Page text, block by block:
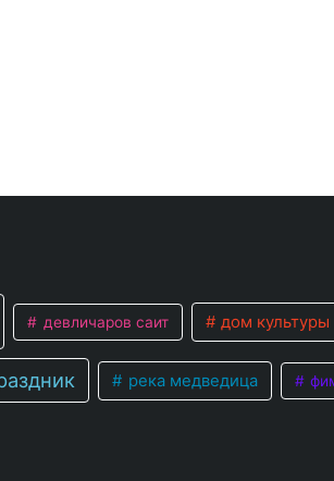
девличаров саит дом культуры
река медведица